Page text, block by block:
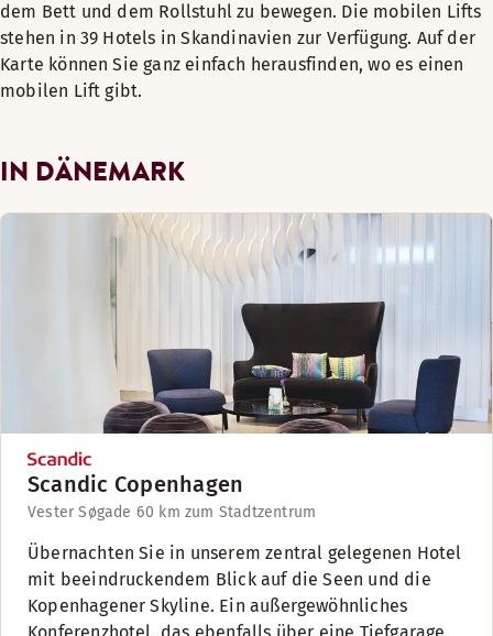
dem Bett und dem Rollstuhl zu bewegen. Die mobilen Lifts
stehen in 39 Hotels in Skandinavien zur Verfügung. Auf der
Karte können Sie ganz einfach herausfinden, wo es einen
mobilen Lift gibt.
IN DÄNEMARK
Scandic Copenhagen
Vester Søgade 60 km zum Stadtzentrum
Übernachten Sie in unserem zentral gelegenen Hotel
mit beeindruckendem Blick auf die Seen und die
Kopenhagener Skyline. Ein außergewöhnliches